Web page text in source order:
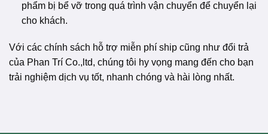
phẩm bị bể vỡ trong quá trình vận chuyển để chuyển lại
cho khách.
Với các chính sách hỗ trợ miễn phí ship cũng như đổi trả
của Phan Trí Co.,ltd, chúng tôi hy vọng mang đến cho bạn
trải nghiệm dịch vụ tốt, nhanh chóng và hài lòng nhất.